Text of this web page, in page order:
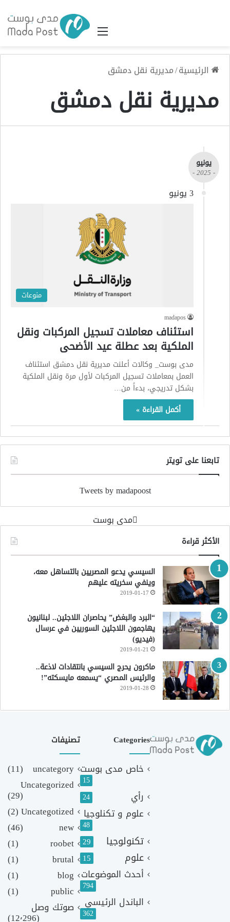
القائمة
الرئيسية/مديرية نقل دمشق
مديرية نقل دمشق
يونيو
- 2025 -
3 يونيو
منوعات
madapos
استئناف معاملات تسجيل المركبات ونقل
الملكية بعد عطلة عيد الأضحى
مدى بوست_ وكالات أعلنت مديرية نقل دمشق استئناف
العمل بمعاملات تسجيل المركبات لأول مرة ونقل الملكية
بشكل تدريجي، بدءاً من…
أكمل القراءة »
تابعنا على تويتر
Tweets by madapoost
‏مدى بوست‏
الأكثر قراءة
السيسي يدعو المصريين بالتساهل معه،
وينفي سخريته عليهم
2019-01-17
“البرد والبغض” يحاصران اللاجئين.. لبنانيون
يهاجمون اللاجئين السوريين في عرسال
(فيديو)
2019-01-21
ماكرون يحرج السيسي بانتقادات لاذعة..
والرئيس المصري “يسمعه مايسكته”!
2019-01-28
Categories
خاص مدى بوست
15
رأي 24
علوم و تكنلوجيا
48
تكنولوجيا 29
علوم 15
أحدث الموضوعات
794
الباندل الرئيسي
362
تصنيفات
uncategory
(11)
Uncategorized
(29)
Uncategotized
(2)
new
(46)
roobet
(1)
brutal
(1)
blog
(1)
public
(1)
صوتك وصل
(12٬296)